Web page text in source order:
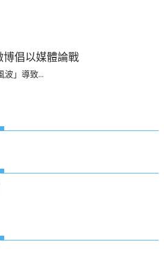
博倡以媒體論戰
波」導致...